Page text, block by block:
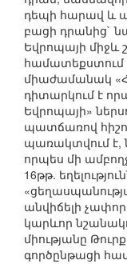
դեպի հարավ և
բացի դրանից`
Եվրոպայի միջև
համատեքստում
միաժամանակ
դիտարկում է
Եվրոպայի»
պատճառով
պառակտվում
որպես մի
16թթ.
անվիճելի
կարևոր
միությանը
գործընթացի